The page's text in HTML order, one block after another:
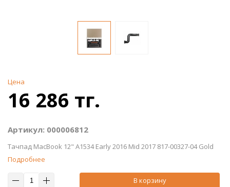
Цена
16 286 тг.
Артикул: 000006812
Тачпад MacBook 12" A1534 Early 2016 Mid 2017 817-00327-04 Gold
Подробнее
В корзину